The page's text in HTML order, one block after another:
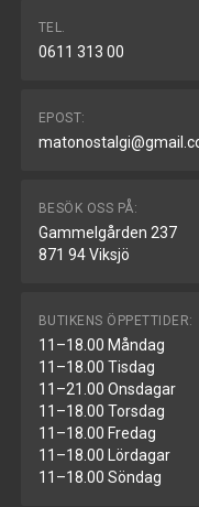
TEL.
0611 313 00
EPOST:
BESÖK OSS PÅ:
Gammelgården 237
871 94 Viksjö
BUTIKENS ÖPPETTIDER:
11–18.00 Måndag
11–18.00 Tisdag
11–21.00 Onsdagar
11–18.00 Torsdag
11–18.00 Fredag
11–18.00 Lördagar
11–18.00 Söndag